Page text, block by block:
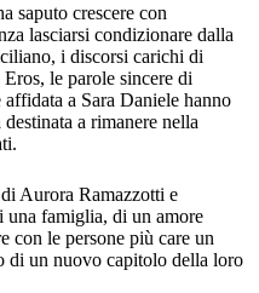
saputo crescere con
lasciarsi condizionare dalla
i discorsi carichi di
le parole sincere di
a Sara Daniele hanno
a rimanere nella
Aurora Ramazzotti e
una famiglia, di un amore
con le persone più care un
di un nuovo capitolo della loro